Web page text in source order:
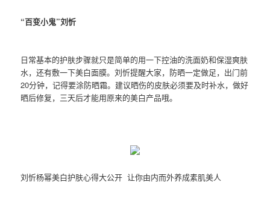
“百变小鬼”刘忻
日常基本的护肤步骤就只是简单的用一下控油的洗面奶和保湿爽肤
水，还有敷一下美白面膜。刘忻提醒大家，防晒一定做足，出门前
20分钟，记得要涂防晒霜。建议晒伤的皮肤必须要及时补水，做好
晒后修复，三天后才能用原来的美白产品哦。
刘忻杨幂美白护肤心得大公开 让你由内而外养成素肌美人